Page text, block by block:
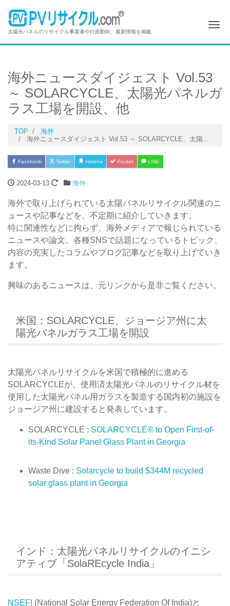
太陽光パネルのリサイクル事業者や行政動向、最新情報を掲載
海外ニュースダイジェスト Vol.53
～ SOLARCYCLE、太陽光パネルガ
ラス工場を開設、他
TOP
海外
海外ニュースダイジェスト Vol.53 ～ SOLARCYCLE、太陽光パネルガラス工場を開設、他
Facebook Twitter Hatena Pocket LINE
2024-03-13 海外
海外で取り上げられている太陽パネルリサイクル関連のニ
ュースや記事などを、不定期に紹介していきます。
特に関連性などに拘らず、海外メディアで報じられている
ニュースや論文、各種SNSで話題になっているトピック、
内容の充実したコラムやブログ記事などを取り上げていき
ます。
興味のあるニュースは、元リンクから是非ご覧ください。
米国：SOLARCYCLE、ジョージア州に太
陽光パネルガラス工場を開設
太陽光パネルリサイクルを米国で積極的に進める
SOLARCYCLEが、使用済太陽光パネルのリサイクル材を
使用した太陽光パネル用ガラスを製造する国内初の施設を
ジョージア州に建設すると発表しています。
SOLARCYCLE : SOLARCYCLE® to Open First-of-
its-Kind Solar Panel Glass Plant in Georgia
Waste Dive : Solarcycle to build $344M recycled
solar glass plant in Georgia
インド：太陽光パネルリサイクルのイニシ
アティブ「SolaREcycle India」
NSEFI (National Solar Energy Federation Of India)と